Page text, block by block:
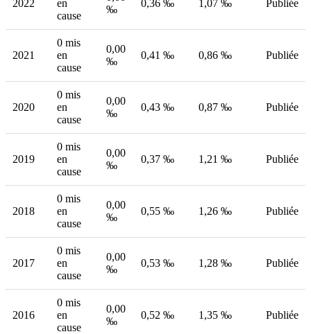
2022
en
cause
‰
0,36 ‰ 1,07 ‰ Publiée
2021
0 mis
en
cause
0,00
‰
0,41 ‰ 0,86 ‰ Publiée
2020
0 mis
en
cause
0,00
‰
0,43 ‰ 0,87 ‰ Publiée
2019
0 mis
en
cause
0,00
‰
0,37 ‰ 1,21 ‰ Publiée
2018
0 mis
en
cause
0,00
‰
0,55 ‰ 1,26 ‰ Publiée
2017
0 mis
en
cause
0,00
‰
0,53 ‰ 1,28 ‰ Publiée
2016
0 mis
en
cause
0,00
‰
0,52 ‰ 1,35 ‰ Publiée